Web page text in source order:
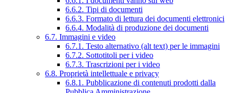
6.6.2. Tipi di documenti
6.6.3. Formato di lettura dei documenti elettronici
6.6.4. Modalità di produzione dei documenti
6.7. Immagini e video
6.7.1. Testo alternativo (alt text) per le immagini
6.7.2. Sottotitoli per i video
6.7.3. Trascrizioni per i video
6.8. Proprietà intellettuale e privacy
6.8.1. Pubblicazione di contenuti prodotti dalla